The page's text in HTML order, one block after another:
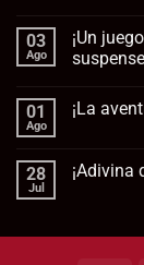
comentarios
en
No
para
la
03
Ago
¡Un
comentarios
en
de
tiroteos,
01
Ago
¡La
en
28
Jul
¡Adivina
en